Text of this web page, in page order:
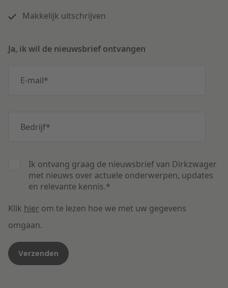
Makkelijk uitschrijven
Ja, ik wil de nieuwsbrief ontvangen
E-mail*
Bedrijf*
Ik ontvang graag de nieuwsbrief van Dirkzwager
met nieuws over actuele onderwerpen, updates
en relevante kennis.*
Klik hier om te lezen hoe we met uw gegevens
omgaan.